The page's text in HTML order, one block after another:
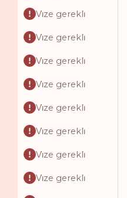
Vi̇ze gerekli̇
Vi̇ze gerekli̇
Vi̇ze gerekli̇
Vi̇ze gerekli̇
Vi̇ze gerekli̇
Vi̇ze gerekli̇
Vi̇ze gerekli̇
Vi̇ze gerekli̇